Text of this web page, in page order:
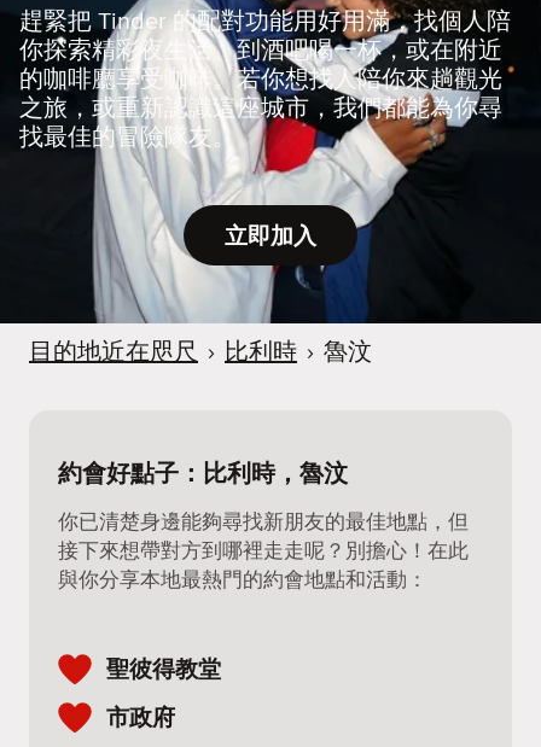
趕緊把 Tinder 的配對功能用好用滿，找個人陪
你探索精彩夜生活、到酒吧喝一杯，或在附近
的咖啡廳享受咖啡。若你想找人陪你來趟觀光
之旅，或重新認識這座城市，我們都能為你尋
找最佳的冒險隊友。
立即加入
目的地近在咫尺 › 比利時 › 魯汶
約會好點子：比利時，魯汶
你已清楚身邊能夠尋找新朋友的最佳地點，但
接下來想帶對方到哪裡走走呢？別擔心！在此
與你分享本地最熱門的約會地點和活動：
聖彼得教堂
市政府